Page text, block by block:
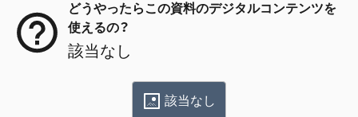
どうやったらこの資料のデジタルコンテンツを
使えるの？
該当なし
該当なし